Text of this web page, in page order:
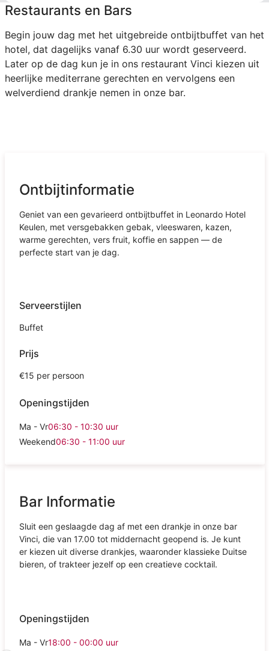
Restaurants en Bars
Begin jouw dag met het uitgebreide ontbijtbuffet van het
hotel, dat dagelijks vanaf 6.30 uur wordt geserveerd.
Later op de dag kun je in ons restaurant Vinci kiezen uit
heerlijke mediterrane gerechten en vervolgens een
welverdiend drankje nemen in onze bar.
Ontbijtinformatie
Geniet van een gevarieerd ontbijtbuffet in Leonardo Hotel
Keulen, met versgebakken gebak, vleeswaren, kazen,
warme gerechten, vers fruit, koffie en sappen — de
perfecte start van je dag.
Serveerstijlen
Buffet
Prijs
€15 per persoon
Openingstijden
Ma - Vr06:30 - 10:30 uur
Weekend06:30 - 11:00 uur
Bar Informatie
Sluit een geslaagde dag af met een drankje in onze bar
Vinci, die van 17.00 tot middernacht geopend is. Je kunt
er kiezen uit diverse drankjes, waaronder klassieke Duitse
bieren, of trakteer jezelf op een creatieve cocktail.
Openingstijden
Ma - Vr18:00 - 00:00 uur